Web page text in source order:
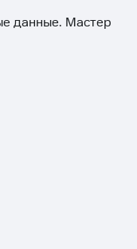
данные. Мастер